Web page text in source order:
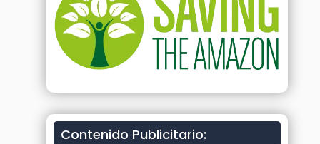
Contenido Publicitario: